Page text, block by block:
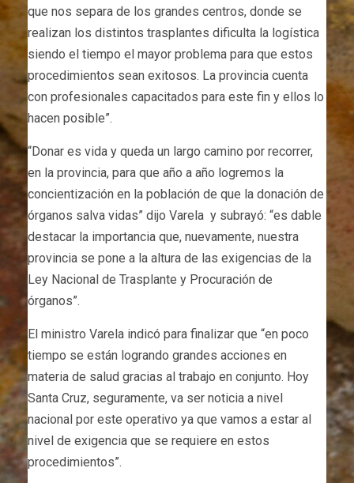
que nos separa de los grandes centros, donde se
realizan los distintos trasplantes dificulta la logística
siendo el tiempo el mayor problema para que estos
procedimientos sean exitosos. La provincia cuenta
con profesionales capacitados para este fin y ellos lo
hacen posible”.
“Donar es vida y queda un largo camino por recorrer,
en la provincia, para que año a año logremos la
concientización en la población de que la donación de
órganos salva vidas” dijo Varela y subrayó: “es dable
destacar la importancia que, nuevamente, nuestra
provincia se pone a la altura de las exigencias de la
Ley Nacional de Trasplante y Procuración de
órganos”.
El ministro Varela indicó para finalizar que “en poco
tiempo se están logrando grandes acciones en
materia de salud gracias al trabajo en conjunto. Hoy
Santa Cruz, seguramente, va ser noticia a nivel
nacional por este operativo ya que vamos a estar al
nivel de exigencia que se requiere en estos
procedimientos”.